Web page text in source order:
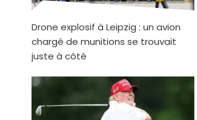
Drone explosif à Leipzig : un avion
chargé de munitions se trouvait
juste à côté